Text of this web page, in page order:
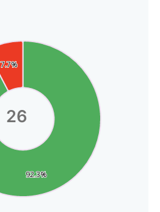
92.3%
92.3%
7.7%
7.7%
26